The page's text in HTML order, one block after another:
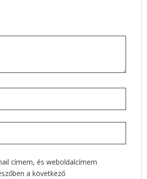
címem, és weboldalcímem
a következő